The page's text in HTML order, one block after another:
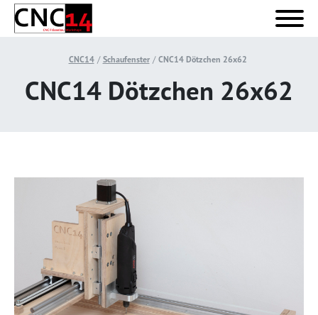
CNC14 Schaufenster CNC14 Dötzchen 26x62
CNC14 Dötzchen 26x62